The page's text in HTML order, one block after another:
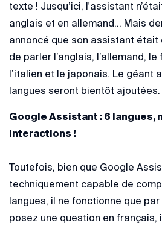
texte ! Jusqu’ici, l'assistant
anglais et en allemand… Mais
annoncé que son assistant était
de parler l’anglais, l’allemand, le
l’italien et le japonais. Le géant
langues seront bientôt ajoutées.
Google Assistant : 6 langues,
interactions !
Toutefois, bien que Google
techniquement capable de
langues, il ne fonctionne que
posez une question en français,